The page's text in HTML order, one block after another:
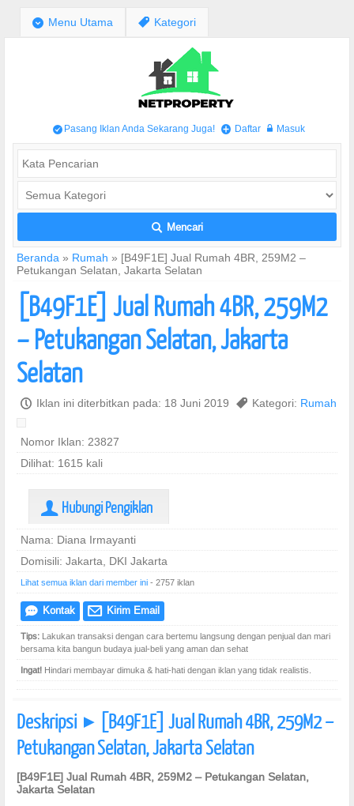
; Menu Utama , Kategori
/ Pasang Iklan Anda Sekarang Juga! + Daftar w Masuk
L Mencari
Beranda » Rumah » [B49F1E] Jual Rumah 4BR, 259M2 –
Petukangan Selatan, Jakarta Selatan
[B49F1E] Jual Rumah 4BR, 259M2
– Petukangan Selatan, Jakarta
Selatan
P Iklan ini diterbitkan pada: 18 Juni 2019 , Kategori: Rumah
Nomor Iklan: 23827
Dilihat: 1615 kali
U Hubungi Pengiklan
Nama: Diana Irmayanti
Domisili: Jakarta, DKI Jakarta
Lihat semua iklan dari member ini - 2757 iklan
e Kontak @ Kirim Email
Tips: Lakukan transaksi dengan cara bertemu langsung dengan penjual dan mari
bersama kita bangun budaya jual-beli yang aman dan sehat
Ingat! Hindari membayar dimuka & hati-hati dengan iklan yang tidak realistis.
Deskripsi ] [B49F1E] Jual Rumah 4BR, 259M2 –
Petukangan Selatan, Jakarta Selatan
[B49F1E] Jual Rumah 4BR, 259M2 – Petukangan Selatan,
Jakarta Selatan